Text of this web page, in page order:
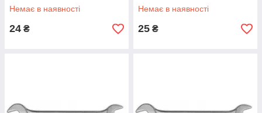
Немає в наявності
24 ₴
Немає в наявності
25 ₴